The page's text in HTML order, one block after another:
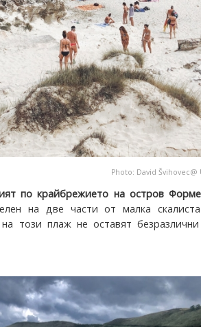
Photo: David Švihovec@
по крайбрежието на остров
на две части от малка скалиста
този плаж не оставят безразлични